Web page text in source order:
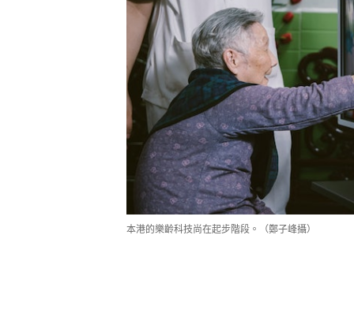
本港的樂齡科技尚在起步階段。（鄭子峰攝）